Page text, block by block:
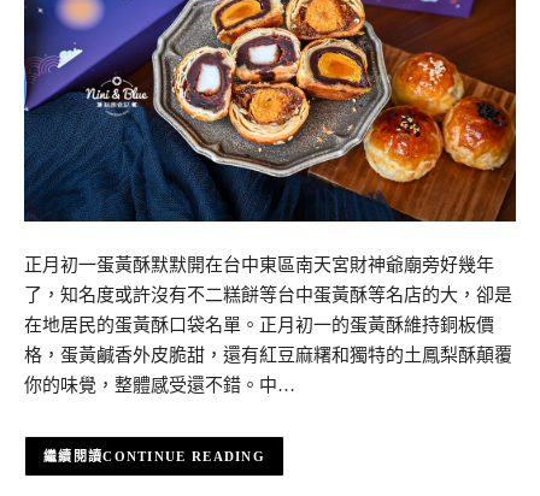
正月初一蛋黃酥默默開在台中東區南天宮財神爺廟旁好幾年
了，知名度或許沒有不二糕餅等台中蛋黃酥等名店的大，卻是
在地居民的蛋黃酥口袋名單。正月初一的蛋黃酥維持銅板價
格，蛋黃鹹香外皮脆甜，還有紅豆麻糬和獨特的土鳳梨酥顛覆
你的味覺，整體感受還不錯。中…
CONTINUE READING